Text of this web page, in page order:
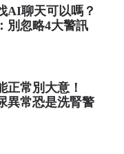
AI聊天可以嗎？
別忽略4大警訊
正常別大意！
異常恐是洗腎警